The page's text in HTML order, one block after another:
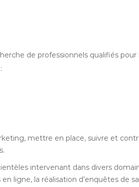
de professionnels qualifiés
mettre en place, suivre et
intervenant dans divers
ligne, la réalisation d’enquêtes de